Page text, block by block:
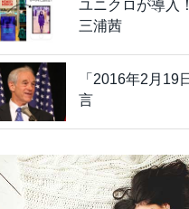
ユニクロが導入
三浦茜
「2016年2月
言